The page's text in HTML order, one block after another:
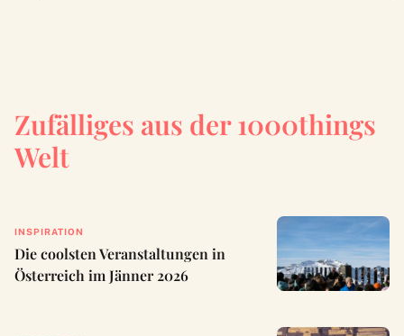
Zufälliges aus der 1000things
Welt
INSPIRATION
Die coolsten Veranstaltungen in
Österreich im Jänner 2026